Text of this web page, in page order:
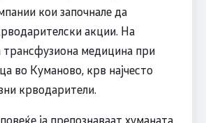
кои започнале да
акции. На
трансфузиона медицина при
во Куманово, крв најчесто
крводарители.
ја препознаваат хуманата